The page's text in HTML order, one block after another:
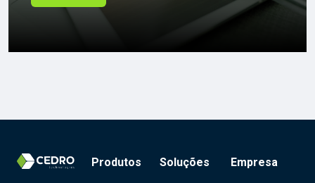
Produtos Soluções Empresa